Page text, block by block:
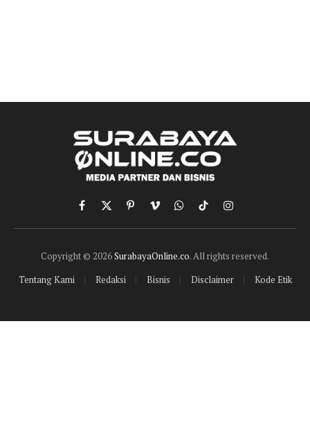
Facebook
X
(Twitter)
PinterestVimeoWhatsApp
TikTokInstagram
Copyright © 2026SurabayaOnline.co. All rights reserved.
Tentang Kami
Redaksi Bisnis Disclaimer Kode Etik